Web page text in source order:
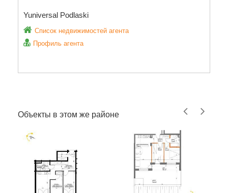
Yuniversal Podlaski
Список недвижимостей агента
Профиль агента
Объекты в этом же районе